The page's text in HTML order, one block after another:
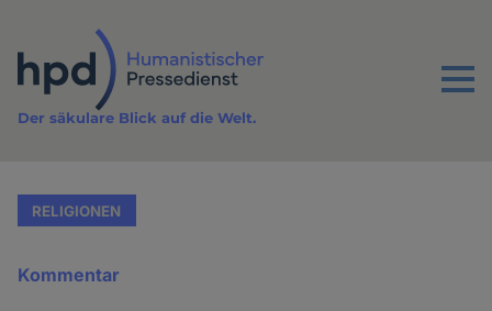
Inhalt
Menu
Der säkulare Blick auf die Welt.
RELIGIONEN
Kommentar